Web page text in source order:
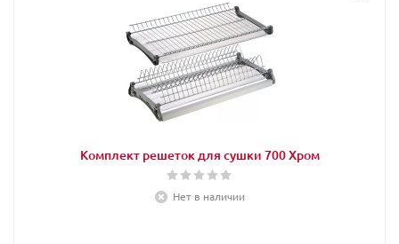
Комплект решеток для сушки 700 Хром
Нет в наличии